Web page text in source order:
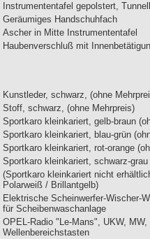
Instrumententafel gepolstert,
Geräumiges Handschuhfach
Ascher in Mitte Instrumententafel
Haubenverschluß mit
Kunstleder, schwarz, (ohne
Stoff, schwarz, (ohne Mehrpreis)
Sportkaro kleinkariert, gelb-braun
Sportkaro kleinkariert, blau-grün
Sportkaro kleinkariert, rot-orange
Sportkaro kleinkariert, schwarz-
(Sportkaro kleinkariert nicht
Polarweiß / Brillantgelb)
Elektrische Scheinwerfer-Wischer-
für Scheibenwaschanlage
OPEL-Radio "Le-Mans", UKW,
Wellenbereichstasten